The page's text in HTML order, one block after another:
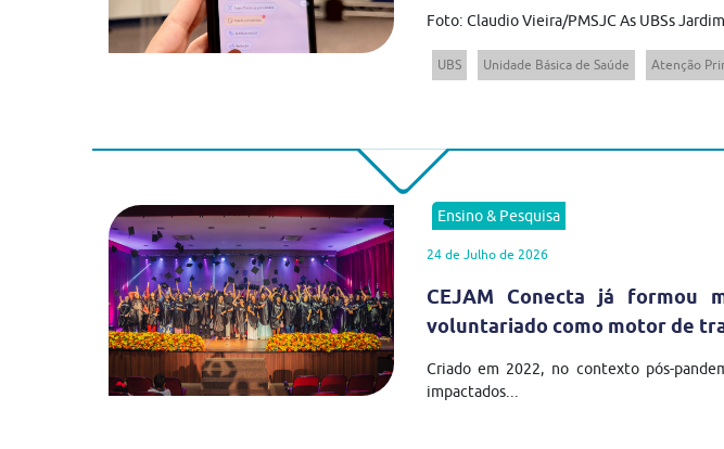
Foto: Claudio Vieira/PMSJC As UBSs
UBS Unidade Básica de Saúde Atenção
Ensino & Pesquisa
24 de Julho de 2026
CEJAM Conecta já
voluntariado como motor de
Criado em 2022, no contexto pós-
impactados...